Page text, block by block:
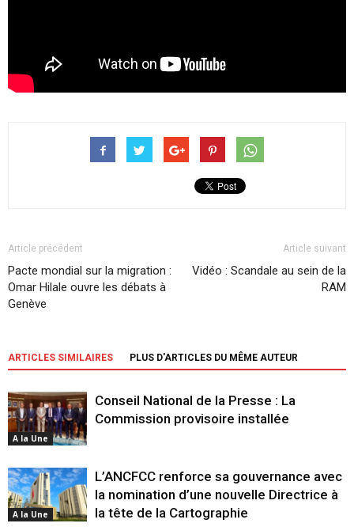
Article précédent
Pacte mondial sur la migration :
Omar Hilale ouvre les débats à
Genève
Article suivant
Vidéo : Scandale au sein de la
RAM
ARTICLES SIMILAIRES PLUS D'ARTICLES DU MÊME AUTEUR
A la Une
Conseil National de la Presse : La
Commission provisoire installée
A la Une
L’ANCFCC renforce sa gouvernance avec
la nomination d’une nouvelle Directrice à
la tête de la Cartographie